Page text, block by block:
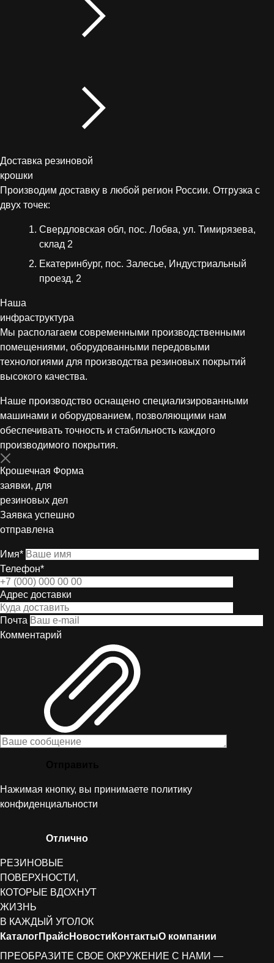
Доставка резиновой
крошки
Производим доставку в любой регион России. Отгрузка с
двух точек:
Свердловская обл, пос. Лобва, ул. Тимирязева,
склад 2
Екатеринбург, пос. Залесье, Индустриальный
проезд, 2
Наша
инфраструктура
Мы располагаем современными производственными
помещениями, оборудованными передовыми
технологиями для производства резиновых покрытий
высокого качества.
Наше производство оснащено специализированными
машинами и оборудованием, позволяющими нам
обеспечивать точность и стабильность каждого
производимого покрытия.
Крошечная Форма
заявки, для
резиновых дел
Заявка успешно
отправлена
Имя*
Телефон*
Адрес доставки
Почта
Комментарий
Нажимая кнопку, вы принимаете политику
конфиденциальности
Отлично
РЕЗИНОВЫЕ
ПОВЕРХНОСТИ,
КОТОРЫЕ ВДОХНУТ
ЖИЗНЬ
В КАЖДЫЙ УГОЛОК
КаталогПрайсНовости КонтактыО компании
ПРЕОБРАЗИТЕ СВОЕ ОКРУЖЕНИЕ С НАМИ —